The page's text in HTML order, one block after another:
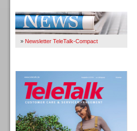
» Newsletter TeleTalk-Compact